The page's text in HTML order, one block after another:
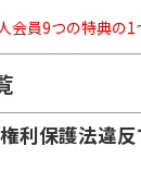
会員9つの特典の1
利保護法違